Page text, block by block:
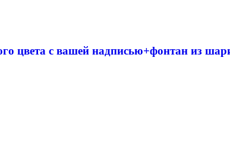
цвета с вашей надписью+фонтан из